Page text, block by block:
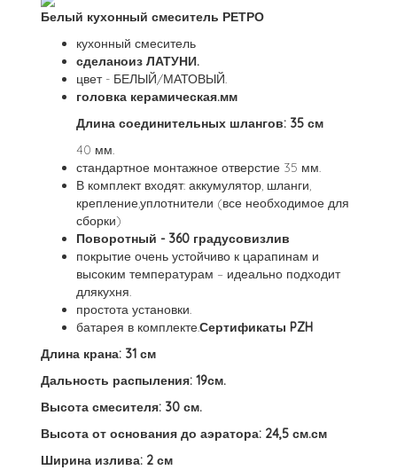
Белый кухонный смеситель РЕТРО
кухонный смеситель
сделаноиз ЛАТУНИ.
цвет - БЕЛЫЙ/МАТОВЫЙ.
головка керамическая.мм
Длина соединительных шлангов: 35 см
40 мм.
стандартное монтажное отверстие 35 мм.
В комплект входят: аккумулятор, шланги,
крепление,уплотнители (все необходимое для
сборки)
Поворотный - 360 градусовизлив
покрытие очень устойчиво к царапинам и
высоким температурам – идеально подходит
длякухня.
простота установки.
батарея в комплекте.Сертификаты PZH
Длина крана: 31 см
Дальность распыления: 19см.
Высота смесителя: 30 см.
Высота от основания до аэратора: 24,5 см.см
Ширина излива: 2 см